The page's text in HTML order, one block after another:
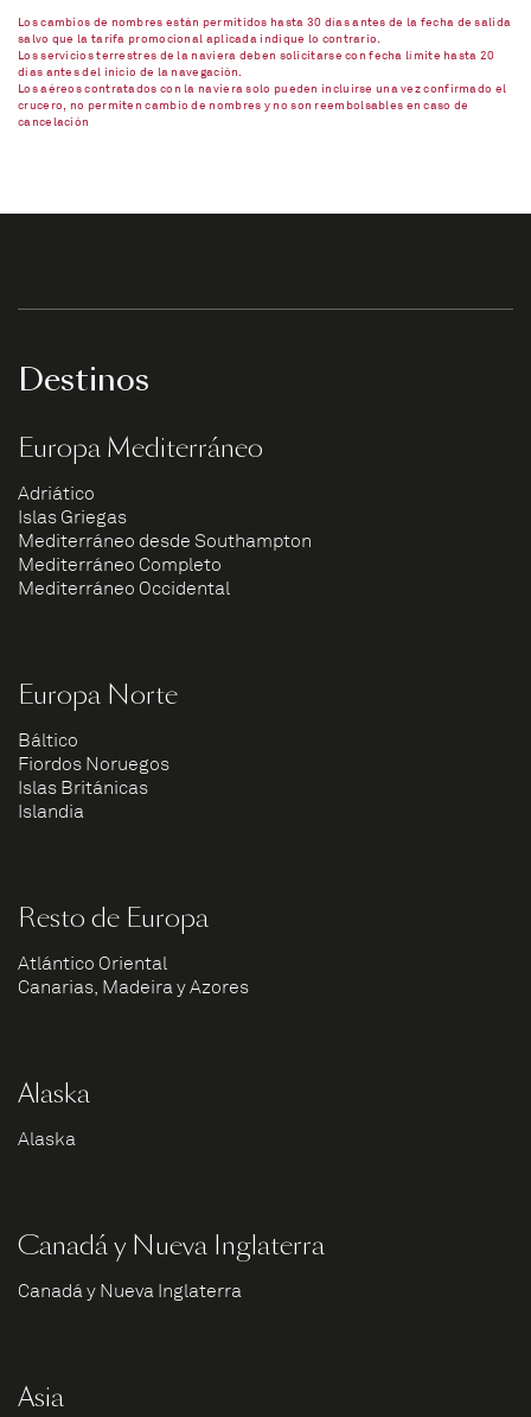
Los cambios de nombres están permitidos hasta 30 días antes de la fecha de salida
salvo que la tarifa promocional aplicada indique lo contrario.
Los servicios terrestres de la naviera deben solicitarse con fecha límite hasta 20
días antes del inicio de la navegación.
Los aéreos contratados con la naviera solo pueden incluirse una vez confirmado el
crucero, no permiten cambio de nombres y no son reembolsables en caso de
cancelación
Destinos
Europa Mediterráneo
Adriático
Islas Griegas
Mediterráneo desde Southampton
Mediterráneo Completo
Mediterráneo Occidental
Europa Norte
Báltico
Fiordos Noruegos
Islas Británicas
Islandia
Resto de Europa
Atlántico Oriental
Canarias, Madeira y Azores
Alaska
Alaska
Canadá y Nueva Inglaterra
Canadá y Nueva Inglaterra
Asia